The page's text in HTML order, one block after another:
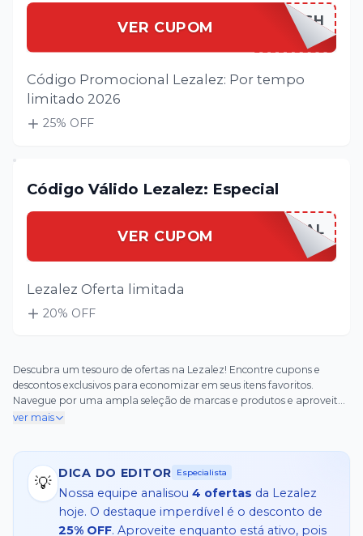
VER CUPOM LEZALEFLASH
Código Promocional Lezalez: Por tempo
limitado 2026
25% OFF
Código Válido Lezalez: Especial
VER CUPOMLEZALEESPECIAL
Lezalez Oferta limitada
20% OFF
Descubra um tesouro de ofertas na Lezalez! Encontre cupons e
descontos exclusivos para economizar em seus itens favoritos.
Navegue por uma ampla seleção de marcas e produtos e aproveite
promoções imperdíveis. Desbloqueie descontos hoje e transforme
ver mais
💡
DICA DO EDITOR Especialista
Nossa equipe analisou 4 ofertas da Lezalez
hoje. O destaque imperdível é o desconto de
25% OFF. Aproveite enquanto está ativo, pois